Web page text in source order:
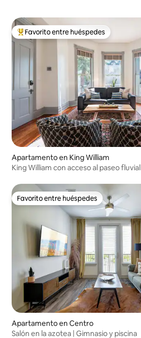
Favorito entre huéspedes preferido
Favorito entre huéspedes
Apartamento en King William
King William con acceso al paseo fluvial
Favorito entre huéspedes
Favorito entre huéspedes
Apartamento en Centro
Salón en la azotea | Gimnasio y piscina